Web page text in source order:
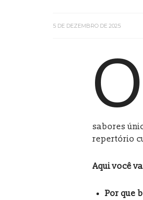
5 DE DEZEMBRO DE 2025
O
sabores
repertório
Aqui você
Por que